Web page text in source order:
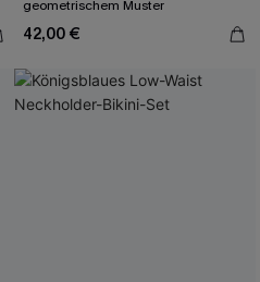
geometrischem Muster
42,00 €